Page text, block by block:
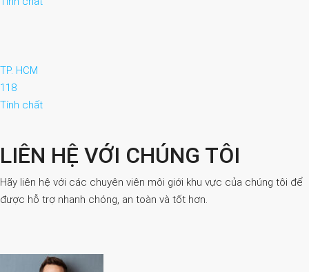
TP. HCM
118
Tính chất
LIÊN HỆ VỚI CHÚNG TÔI
Hãy liên hệ với các chuyên viên môi giới khu vực của chúng tôi để
được hỗ trợ nhanh chóng, an toàn và tốt hơn.